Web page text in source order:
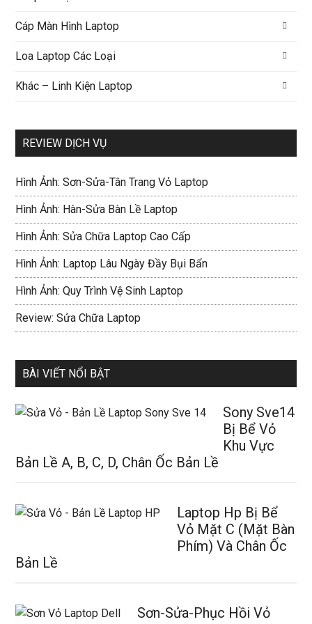
Cáp Màn Hình Laptop
Loa Laptop Các Loại
Khác – Linh Kiện Laptop
REVIEW DỊCH VỤ
Hình Ảnh: Sơn-Sửa-Tân Trang Vỏ Laptop
Hình Ảnh: Hàn-Sửa Bàn Lề Laptop
Hình Ảnh: Sửa Chữa Laptop Cao Cấp
Hình Ảnh: Laptop Lâu Ngày Đầy Bụi Bẩn
Hình Ảnh: Quy Trình Vệ Sinh Laptop
Review: Sửa Chữa Laptop
BÀI VIẾT NỔI BẬT
Sony Sve14
Bị Bể Vỏ
Khu Vực
Bản Lề A, B, C, D, Chân Ốc Bản Lề
Laptop Hp Bị Bể
Vỏ Mặt C (Mặt Bàn
Phím) Và Chân Ốc
Bản Lề
Sơn-Sửa-Phục Hồi Vỏ